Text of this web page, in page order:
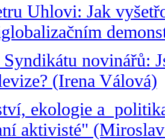
Uhlovi: Jak
Syndikátu novinářů:
(Irena Válová)
ekologie a
aktivisté"